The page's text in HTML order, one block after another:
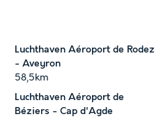
Luchthaven Aéroport de Rodez
- Aveyron
58,5km
Luchthaven Aéroport de
Béziers - Cap d'Agde